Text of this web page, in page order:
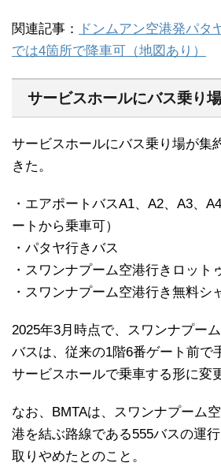
関連記事：
ドンムアン空港発パタ
では4箇所で降車可（地図あり）
サービスホールにバス乗り
サービスホールにバス乗り場が集
きた。
・エアポートバスA1、A2、A3、
ートから乗車可）
・パタヤ行きバス
・スワンナプーム空港行きロット
・スワンナプーム空港行き無料シ
2025年3月時点で、スワンナプー
バスは、従来の1階6番ゲート前で
サービスホールで乗車する形に変
なお、BMTAは、スワンナプーム
港を結ぶ路線である555バスの運
取りやめたとのこと。